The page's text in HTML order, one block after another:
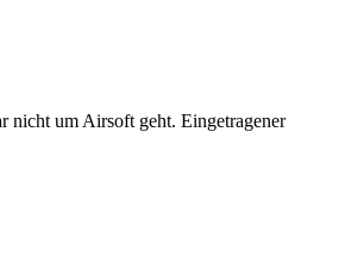
nicht um Airsoft geht. Eingetragener